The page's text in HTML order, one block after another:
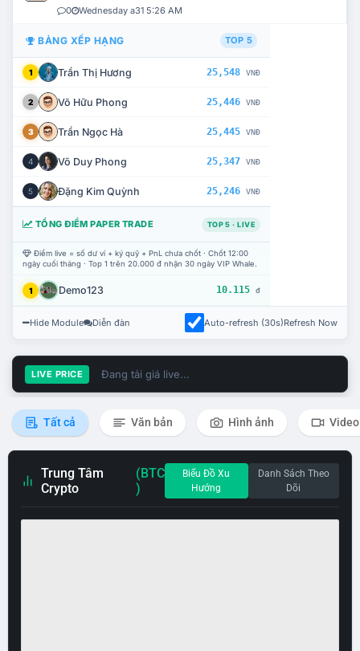
0 Wednesday a31 5:26 AM
BẢNG XẾP HẠNG TOP 5
1 Trần Thị Hương 25,548 VNĐ
2 Võ Hữu Phong 25,446 VNĐ
3 Trần Ngọc Hà 25,445 VNĐ
4 Võ Duy Phong 25,347 VNĐ
5 Đặng Kim Quỳnh 25,246 VNĐ
TỔNG ĐIỂM PAPER TRADE TOP 5 · LIVE
Điểm live = số dư ví + ký quỹ + PnL chưa chốt · Chốt 12:00
ngày cuối tháng · Top 1 trên 20.000 đ nhận 30 ngày VIP Whale.
1 Demo123 10.115 đ
Hide Module Diễn đàn Auto-refresh (30s)Refresh Now
LIVE PRICE Đang tải giá live...
Tất cả Văn bản Hình ảnh Video
Trung Tâm
Crypto
(BTC
)
Biểu Đồ Xu
Hướng
Danh Sách Theo
Dõi